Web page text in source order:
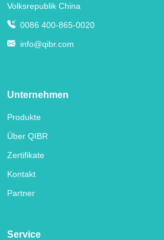
Volksrepublik China
0086 400-865-0020
info@qibr.com
Unternehmen
Produkte
Über QIBR
Zertifikate
Kontakt
Partner
Service